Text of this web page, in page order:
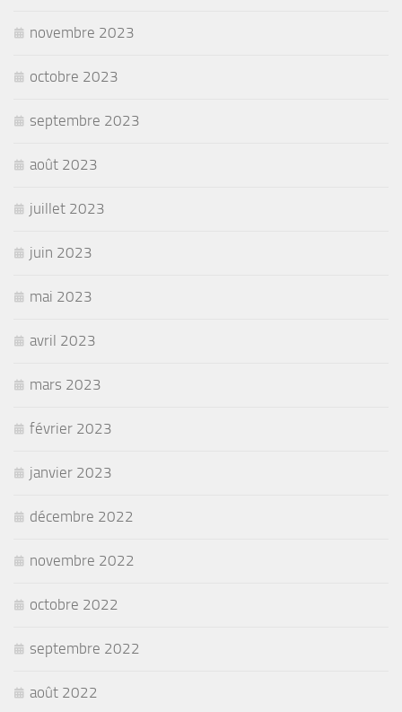
novembre 2023
octobre 2023
septembre 2023
août 2023
juillet 2023
juin 2023
mai 2023
avril 2023
mars 2023
février 2023
janvier 2023
décembre 2022
novembre 2022
octobre 2022
septembre 2022
août 2022